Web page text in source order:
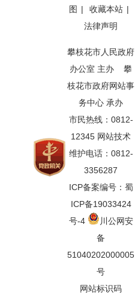
图 | 收藏本站 |
法律声明
攀枝花市人民政府
办公室 主办 攀
枝花市政府网站事
务中心 承办
市民热线：0812-
12345 网站技术
维护电话：0812-
3356287
ICP备案编号：蜀
ICP备19033424
号-4
川公网安
备
51040202000005
号
网站标识码